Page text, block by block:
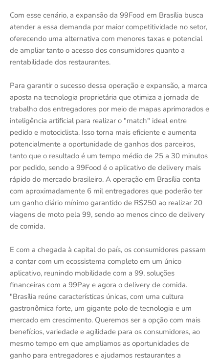
Com esse cenário, a expansão da 99Food em Brasília busca
atender a essa demanda por maior competitividade no setor,
oferecendo uma alternativa com menores taxas e potencial
de ampliar tanto o acesso dos consumidores quanto a
rentabilidade dos restaurantes.
Para garantir o sucesso dessa operação e expansão, a marca
aposta na tecnologia proprietária que otimiza a jornada de
trabalho dos entregadores por meio de mapas aprimorados e
inteligência artificial para realizar o "match" ideal entre
pedido e motociclista. Isso torna mais eficiente e aumenta
potencialmente a oportunidade de ganhos dos parceiros,
tanto que o resultado é um tempo médio de 25 a 30 minutos
por pedido, sendo a 99Food é o aplicativo de delivery mais
rápido do mercado brasileiro. A operação em Brasília conta
com aproximadamente 6 mil entregadores que poderão ter
um ganho diário mínimo garantido de R$250 ao realizar 20
viagens de moto pela 99, sendo ao menos cinco de delivery
de comida.
E com a chegada à capital do país, os consumidores passam
a contar com um ecossistema completo em um único
aplicativo, reunindo mobilidade com a 99, soluções
financeiras com a 99Pay e agora o delivery de comida.
"Brasília reúne características únicas, com uma cultura
gastronômica forte, um gigante polo de tecnologia e um
mercado em crescimento. Queremos ser a opção com mais
benefícios, variedade e agilidade para os consumidores, ao
mesmo tempo em que ampliamos as oportunidades de
ganho para entregadores e ajudamos restaurantes a